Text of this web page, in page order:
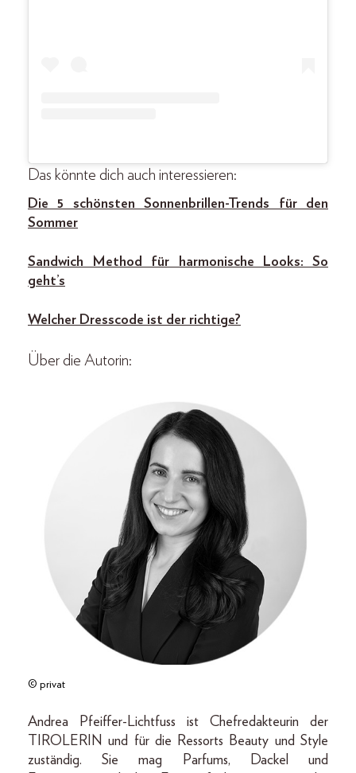
Das könnte dich auch interessieren:
Die 5 schönsten Sonnenbrillen-Trends für den
Sommer
Sandwich Method für harmonische Looks: So
geht’s
Welcher Dresscode ist der richtige?
Über die Autorin:
© privat
Andrea Pfeiffer-Lichtfuss ist Chefredakteurin der
TIROLERIN und für die Ressorts Beauty und Style
zuständig. Sie mag Parfums, Dackel und